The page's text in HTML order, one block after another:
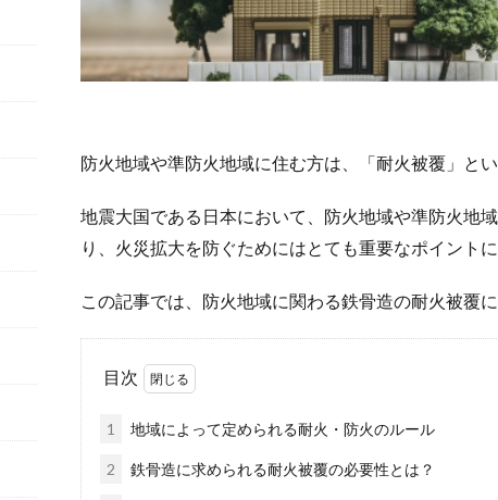
防火地域や準防火地域に住む方は、「耐火被覆」と
地震大国である日本において、防火地域や準防火地
り、火災拡大を防ぐためにはとても重要なポイントに
この記事では、防火地域に関わる鉄骨造の耐火被覆
目次
1 地域によって定められる耐火・防火のルール
2 鉄骨造に求められる耐火被覆の必要性とは？